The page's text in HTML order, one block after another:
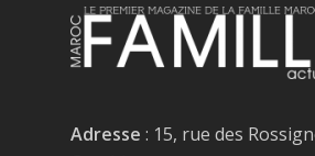
Adresse : 15, rue des